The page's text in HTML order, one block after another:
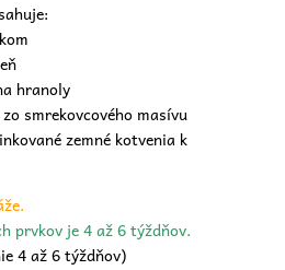
hranoly
smrekovcového masívu
zemné kotvenia k
prvkov je 4 až 6 týždňov.
4 až 6 týždňov)